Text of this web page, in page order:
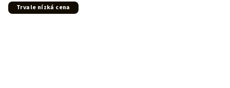
Trvale nízká cena